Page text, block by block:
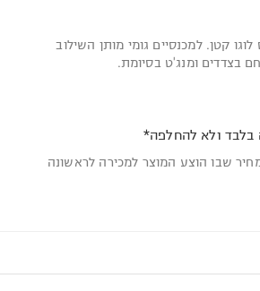
קטן. למכנסיים גומי מותן השילוב
בצדדים ומנג'ט בסיומת.
בלבד ולא להחלפה*
שבו הוצע המוצר למכירה לראשונה